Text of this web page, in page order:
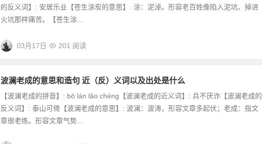
的反义词】: 安居乐业【苍生涂炭的意思】: 涂：泥淖。形容老百姓像陷入泥坑、掉进
火坑那样痛苦。【苍生涂...
03月17日 201 阅读
波澜老成的意思和造句 近（反）义词以及出处是什么
【波澜老成的拼音】: bō lán lǎo chéng【波澜老成的近义词】: 兵不厌诈【波澜老成的
反义词】: 泰山可倚【波澜老成的意思】: 波澜：波涛，形容文章多起伏；老成：指文
章很老练。形容文章气势...